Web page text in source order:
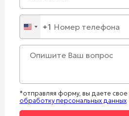
United
States
+1
+1
*отправляя форму, вы даете свое
обработку персональных данных